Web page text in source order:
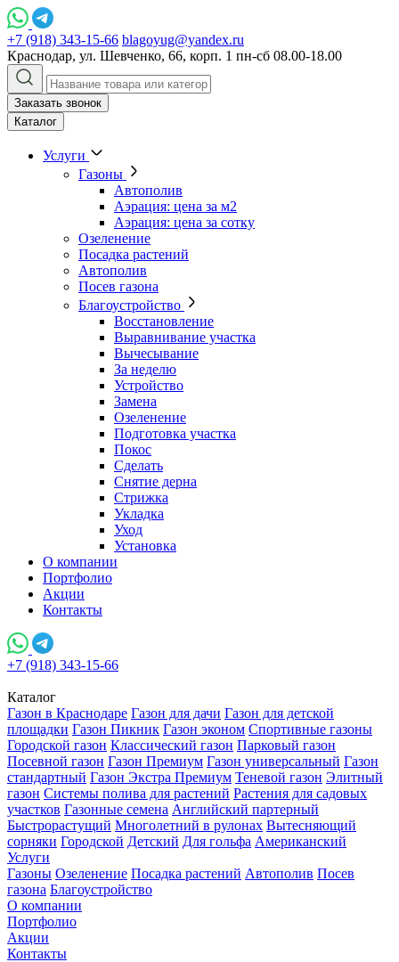
+7 (918) 343-15-66 blagoyug@yandex.ru
Краснодар, ул. Шевченко, 66, корп. 1 пн-сб 08.00-18.00
Заказать звонок
Каталог
Услуги
Газоны
Автополив
Аэрация: цена за м2
Аэрация: цена за сотку
Озеленение
Посадка растений
Автополив
Посев газона
Благоустройство
Восстановление
Выравнивание участка
Вычесывание
За неделю
Устройство
Замена
Озеленение
Подготовка участка
Покос
Сделать
Снятие дерна
Стрижка
Укладка
Уход
Установка
О компании
Портфолио
Акции
Контакты
+7 (918) 343-15-66
Каталог
Газон в Краснодаре Газон для дачи Газон для детской
площадки Газон Пикник Газон эконом Спортивные газоны
Городской газон Классический газон Парковый газон
Посевной газон Газон Премиум Газон универсальный Газон
стандартный Газон Экстра Премиум Теневой газон Элитный
газон Системы полива для растений Растения для садовых
участков Газонные семена Английский партерный
Быстрорастущий Многолетний в рулонах Вытесняющий
сорняки Городской Детский Для гольфа Американский
Услуги
Газоны Озеленение Посадка растений Автополив Посев
газона Благоустройство
О компании
Портфолио
Акции
Контакты